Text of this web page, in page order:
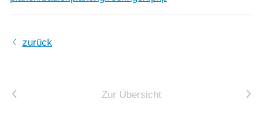
zurück
Vorheriger Artikel Zur Übersicht Nächster Artikel